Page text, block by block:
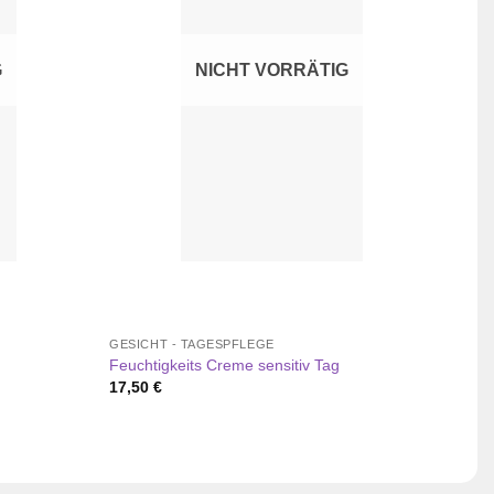
NICHT VORRÄTIG
GESICHT - TAGESPFLEGE
Feuchtigkeits Creme sensitiv Tag
17,50€